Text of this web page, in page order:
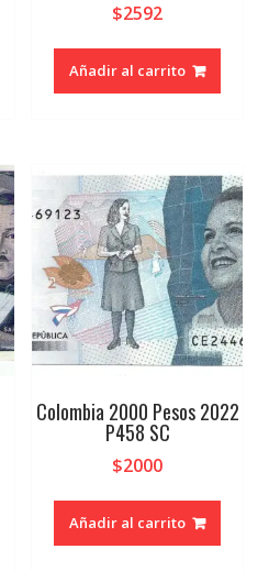
$2592
Añadir al carrito
Colombia 2000 Pesos 2022
P458 SC
$2000
Añadir al carrito